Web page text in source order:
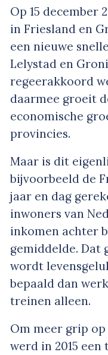
Op 15 december
in Friesland en
een nieuwe
Lelystad en
regeerakkoord
daarmee groeit
economische
provincies.
Maar is dit
bijvoorbeeld de
jaar en dag
inwoners van
inkomen achter
gemiddelde. Dat
wordt
bepaald dan
treinen alleen.
Om meer grip
werd in 2015